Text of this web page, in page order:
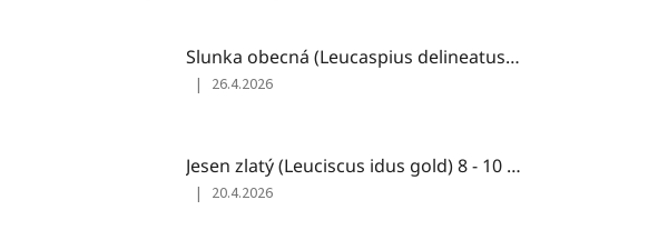
Slunka obecná (Leucaspius delineatus) 3,5-4cm
Hodnocení
3
z
| 26.4.2026
Jesen zlatý (Leuciscus idus gold) 8 - 10 cm
Hodnocení
| 20.4.2026